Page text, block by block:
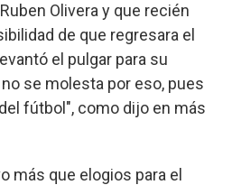
Olivera y que recién
de que regresara el
el pulgar para su
se molesta por eso, pues
fútbol", como dijo en más
más que elogios para el